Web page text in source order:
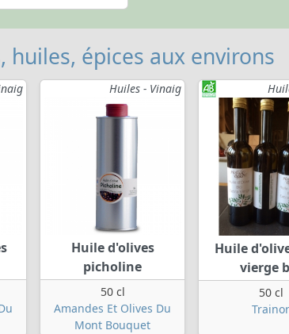
huiles, épices aux environs
Huiles - Vinaig
Huile d'olives
picholine
50 cl
Amandes Et Olives Du
Mont Bouquet
Huile
vierge
50 cl
Trainor